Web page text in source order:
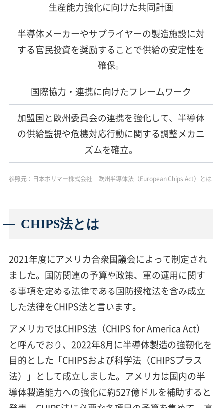
生産能力強化に向けた共同計画
半導体メーカーやサプライヤーの製造施設に対
する官民投資を奨励することで供給の安定性を
確保。
国際協力・連携に向けたフレームワーク
加盟国と欧州委員会の連携を強化して、半導体
の供給監視や危機対応行動に関する調整メカニ
ズムを確立。
参照元： 日本ポリマー株式会社 欧州半導体法（European Chips Act）とは？
CHIPS法とは
2021年度にアメリカ合衆国議会によって制定され
ました。国防関連の予算や政策、軍の運用に関す
る事項を定める法律である国防授権法を含み成立
した法律をCHIPS法と言います。
アメリカではCHIPS法（CHIPS for America Act）
と呼んでおり、2022年8月に半導体製造の強靭化を
目的とした「CHIPSおよび科学法（CHIPSプラス
法）」として成立しました。アメリカは国内の半
導体製造能力への強化に約527億ドルを補助すると